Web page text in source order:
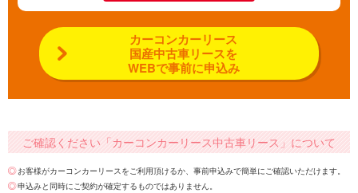
カーコンカーリース
国産中古車リースを
WEBで事前に申込み
ご確認ください「カーコンカーリース中古車リース」について
お客様がカーコンカーリースをご利用頂けるか、事前申込みで簡単にご確認いただけます。
申込みと同時にご契約が確定するものではありません。